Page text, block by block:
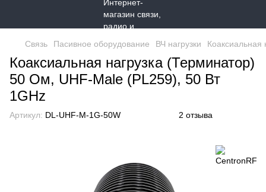
Связь Пасивное оборудование ВЧ нагрузки
Коаксиальная нагрузка (Терминатор)
50 Ом, UHF-Male (PL259), 50 Вт
1GHz
Артикул: DL-UHF-M-1G-50W 2 отзыва